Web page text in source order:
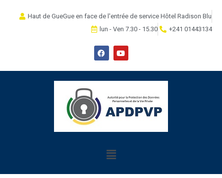
Haut de GueGue en face de l'entrée de service Hôtel Radison Blu
lun - Ven 7.30 - 15.30
+241 01443134